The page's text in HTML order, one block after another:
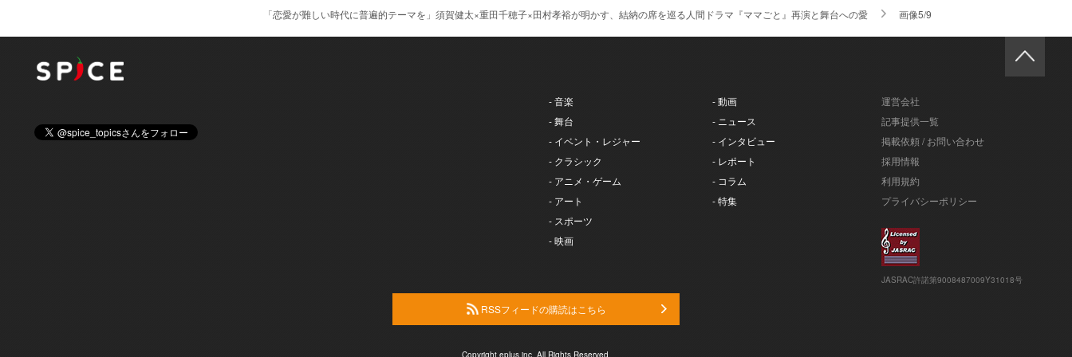
「恋愛が難しい時代に普遍的テーマを」須賀健太×重田千穂子×田村孝裕が明かす、結納の席を巡る人間ドラマ『ママごと』再演と舞台への愛 画像5/9
- 音楽
- 舞台
- イベント・レジャー
- クラシック
- アニメ・ゲーム
- アート
- スポーツ
- 映画
- 動画
- ニュース
- インタビュー
- レポート
- コラム
- 特集
運営会社
記事提供一覧
掲載依頼 / お問い合わせ
採用情報
利用規約
プライバシーポリシー
JASRAC許諾第9008487009Y31018号
RSSフィードの購読はこちら
Copyright eplus inc. All Rights Reserved.